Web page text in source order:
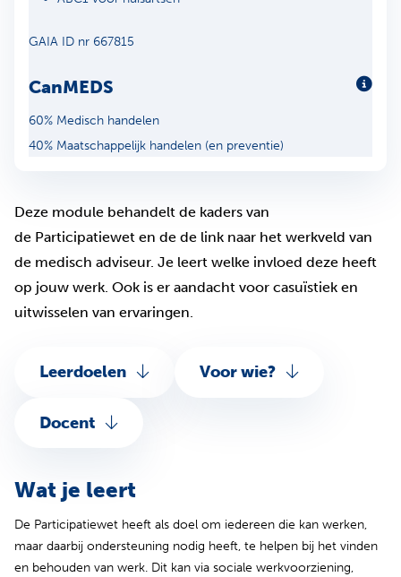
GAIA ID nr 667815
CanMEDS
60% Medisch handelen
40% Maatschappelijk handelen (en preventie)
Deze module behandelt de kaders van
de Participatiewet en de de link naar het werkveld van
de medisch adviseur. Je leert welke invloed deze heeft
op jouw werk. Ook is er aandacht voor casuïstiek en
uitwisselen van ervaringen.
Leerdoelen Voor wie?
Docent
Wat je leert
De Participatiewet heeft als doel om iedereen die kan werken,
maar daarbij ondersteuning nodig heeft, te helpen bij het vinden
en behouden van werk. Dit kan via sociale werkvoorziening,